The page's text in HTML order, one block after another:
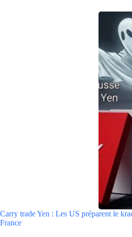
Carry trade Yen : Les US préparent le
France